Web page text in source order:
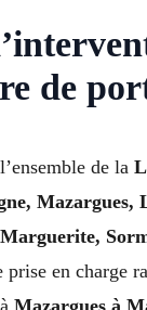
de
de la
Mazargues,
prise en charge
Mazargues à